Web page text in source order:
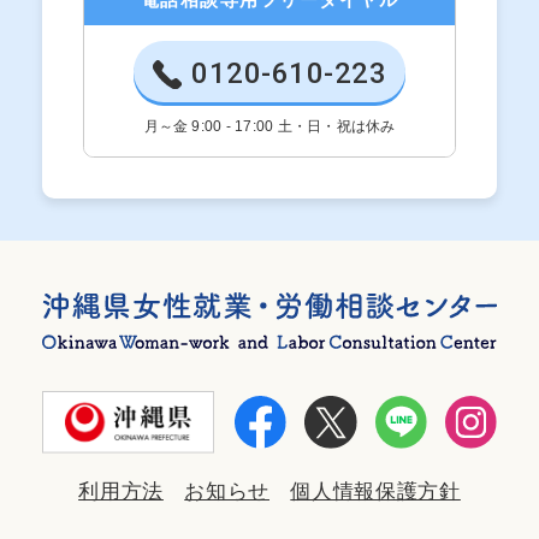
0120-610-223
月～金 9:00 - 17:00 土・日・祝は休み
利用方法 お知らせ 個人情報保護方針